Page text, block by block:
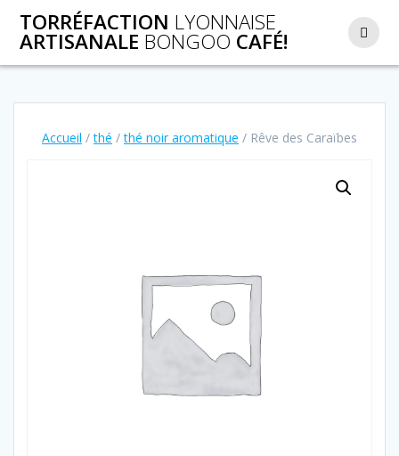
au
contenu
TORRÉFACTION LYONNAISE
ARTISANALE BONGOO CAFÉ!
Accueil /thé /thé noir aromatique / Rêve des Caraïbes